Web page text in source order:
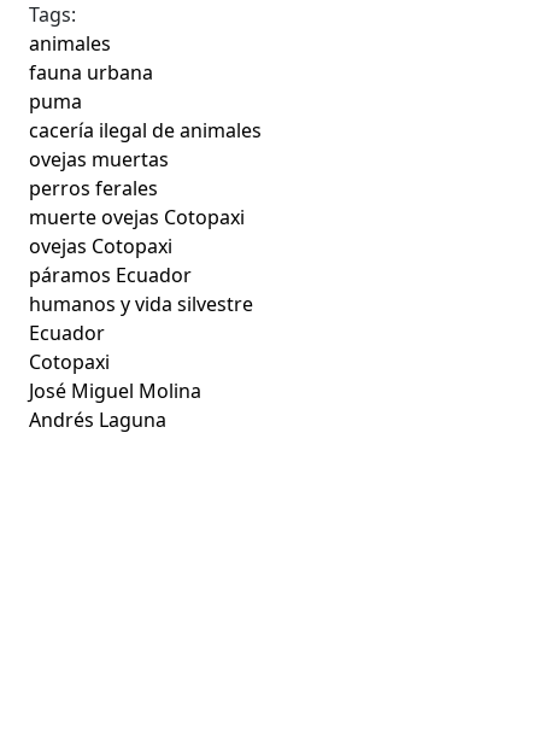
Tags:
animales
fauna urbana
puma
cacería ilegal de animales
ovejas muertas
perros ferales
muerte ovejas Cotopaxi
ovejas Cotopaxi
páramos Ecuador
humanos y vida silvestre
Ecuador
Cotopaxi
José Miguel Molina
Andrés Laguna